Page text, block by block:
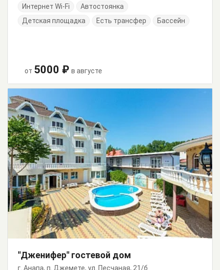
Интернет Wi-Fi
Автостоянка
Детская площадка
Есть трансфер Бассейн
от 5000 ₽ в августе
"Дженифер" гостевой дом
г. Анапа, п. Джемете, ул. Песчаная, 21/б